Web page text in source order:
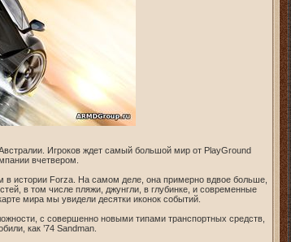
Игроков ждет самый большой мир от PlayGround
вчетвером.
истории Forza. На самом деле, она примерно вдвое больше,
в том числе пляжи, джунгли, в глубинке, и современные
мира мы увидели десятки иконок событий.
с совершенно новыми типами транспортных средств,
как ’74 Sandman.